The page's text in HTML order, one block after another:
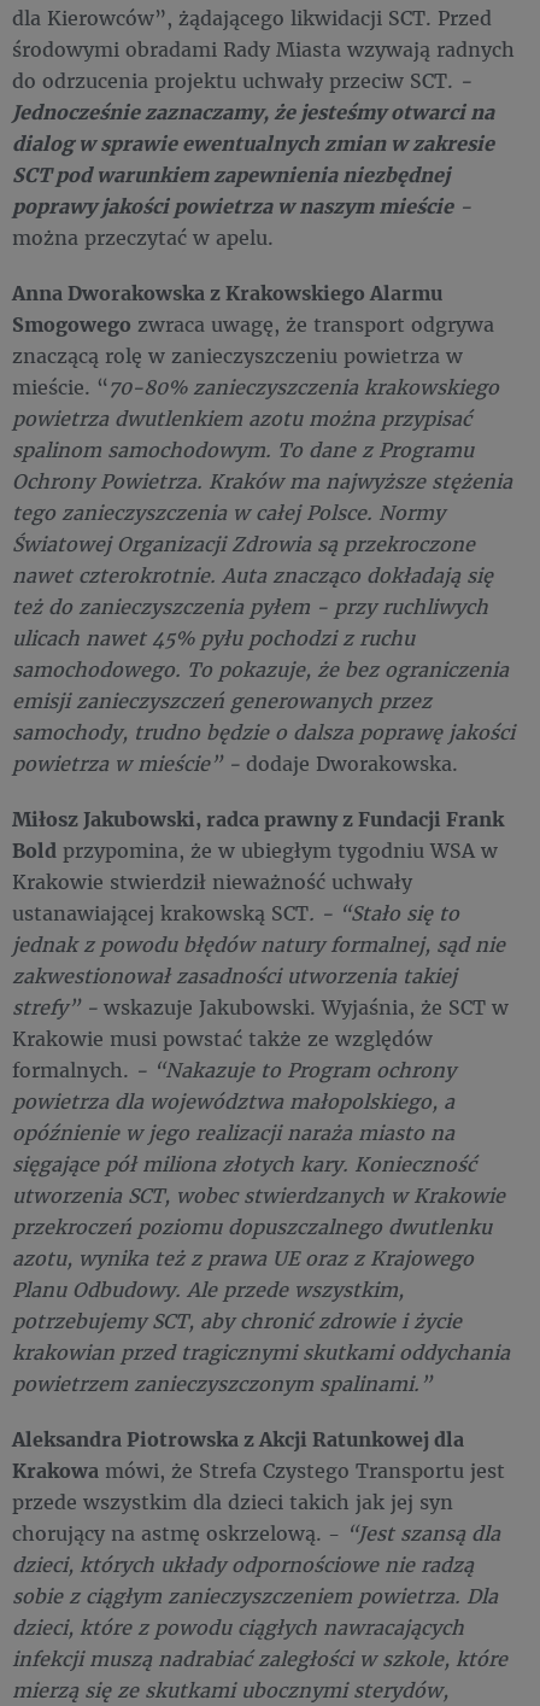
dla Kierowców”, żądającego likwidacji SCT. Przed
środowymi obradami Rady Miasta wzywają radnych
do odrzucenia projektu uchwały przeciw SCT. -
Jednocześnie zaznaczamy, że jesteśmy otwarci na
dialog w sprawie ewentualnych zmian w zakresie
SCT pod warunkiem zapewnienia niezbędnej
poprawy jakości powietrza w naszym mieście-
można przeczytać w apelu.
Anna Dworakowska z Krakowskiego Alarmu
Smogowego zwraca uwagę, że transport odgrywa
znaczącą rolę w zanieczyszczeniu powietrza w
mieście. “70-80% zanieczyszczenia krakowskiego
powietrza dwutlenkiem azotu można przypisać
spalinom samochodowym. To dane z Programu
Ochrony Powietrza. Kraków ma najwyższe stężenia
tego zanieczyszczenia w całej Polsce. Normy
Światowej Organizacji Zdrowia są przekroczone
nawet czterokrotnie. Auta znacząco dokładają się
też do zanieczyszczenia pyłem - przy ruchliwych
ulicach nawet 45% pyłu pochodzi z ruchu
samochodowego. To pokazuje, że bez ograniczenia
emisji zanieczyszczeń generowanych przez
samochody, trudno będzie o dalsza poprawę jakości
powietrza w mieście” - dodaje Dworakowska.
Miłosz Jakubowski, radca prawny z Fundacji Frank
Bold przypomina, że w ubiegłym tygodniu WSA w
Krakowie stwierdził nieważność uchwały
ustanawiającej krakowską SCT. - “Stało się to
jednak z powodu błędów natury formalnej, sąd nie
zakwestionował zasadności utworzenia takiej
strefy” - wskazuje Jakubowski. Wyjaśnia, że SCT w
Krakowie musi powstać także ze względów
formalnych. - “Nakazuje to Program ochrony
powietrza dla województwa małopolskiego, a
opóźnienie w jego realizacji naraża miasto na
sięgające pół miliona złotych kary. Konieczność
utworzenia SCT, wobec stwierdzanych w Krakowie
przekroczeń poziomu dopuszczalnego dwutlenku
azotu, wynika też z prawa UE oraz z Krajowego
Planu Odbudowy. Ale przede wszystkim,
potrzebujemy SCT, aby chronić zdrowie i życie
krakowian przed tragicznymi skutkami oddychania
powietrzem zanieczyszczonym spalinami.”
Aleksandra Piotrowska z Akcji Ratunkowej dla
Krakowa mówi, że Strefa Czystego Transportu jest
przede wszystkim dla dzieci takich jak jej syn
chorujący na astmę oskrzelową. - “Jest szansą dla
dzieci, których układy odpornościowe nie radzą
sobie z ciągłym zanieczyszczeniem powietrza. Dla
dzieci, które z powodu ciągłych nawracających
infekcji muszą nadrabiać zaległości w szkole, które
mierzą się ze skutkami ubocznymi sterydów,